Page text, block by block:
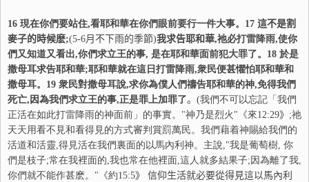
16 現在你們要站住,看耶和華在你們眼前要行一件大事。 17 這不是割
麥子的時候麽;(5-6月不下雨的季節)我求告耶和華,祂必打雷降雨,使你
們又知道又看出,你們求立王的事, 是在耶和華面前犯大罪了。 18 於是
撒母耳求告耶和華;耶和華就在這日打雷降雨,衆民便甚懼怕耶和華和
撒母耳。 19 衆民對撒母耳說,求你為僕人們禱告耶和華的神,免得我們
死亡,因為我們求立王的事,正是罪上加罪了。 (我們不可以忘記「我們
正活在如此打雷降雨的神面前」的事實。"神乃是烈火"《來12:29》 ;祂
天天用看不見和看得見的方式審判賞罰萬民。我們藉着神賜給我們的
活道和活靈,得見活在我們裏面的以馬內利神。主說,"我是葡萄樹, 你
們是枝子;常在我裡面的,我也常在他裡面,這人就多結果子;因為離了我,
你們就不能作甚麽。"《約15:5》 信仰生活就必要從得見這以馬內利